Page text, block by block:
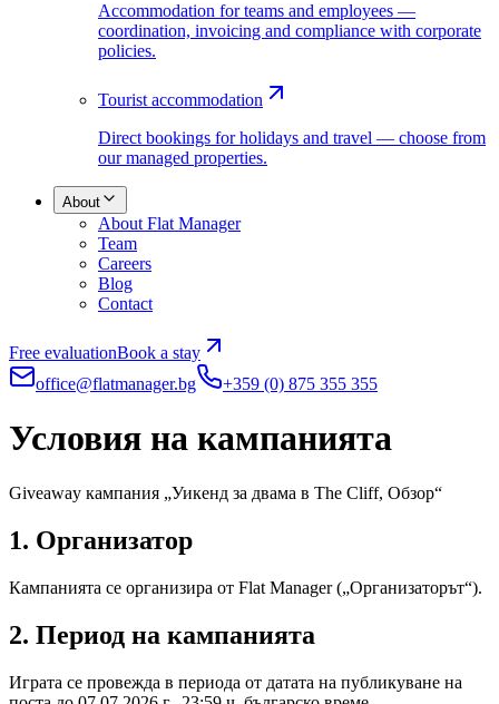
Accommodation for teams and employees —
coordination, invoicing and compliance with corporate
policies.
Tourist accommodation
Direct bookings for holidays and travel — choose from
our managed properties.
About
About Flat Manager
Team
Careers
Blog
Contact
Free evaluationBook a stay
office@flatmanager.bg
+359 (0) 875 355 355
Условия на кампанията
Giveaway кампания „Уикенд за двама в The Cliff, Обзор“
1. Организатор
Кампанията се организира от Flat Manager („Организаторът“).
2. Период на кампанията
Играта се провежда в периода от датата на публикуване на